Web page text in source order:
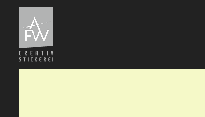
Zum Hauptinhalt springen